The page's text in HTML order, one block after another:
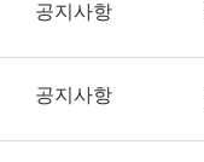
공지사항
공지사항